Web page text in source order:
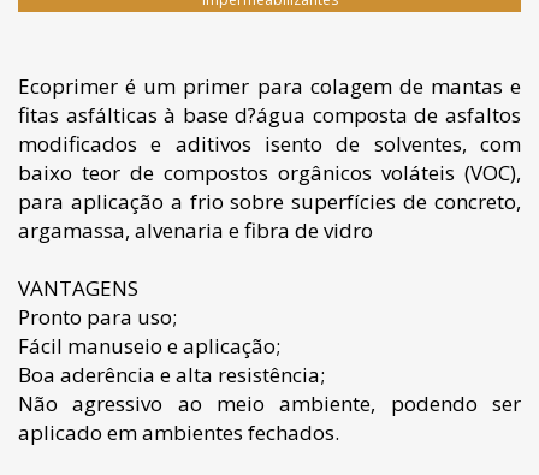
Ecoprimer é um primer para colagem de mantas e
fitas asfálticas à base d?água composta de asfaltos
modificados e aditivos isento de solventes, com
baixo teor de compostos orgânicos voláteis (VOC),
para aplicação a frio sobre superfícies de concreto,
argamassa, alvenaria e fibra de vidro
VANTAGENS
Pronto para uso;
Fácil manuseio e aplicação;
Boa aderência e alta resistência;
Não agressivo ao meio ambiente, podendo ser
aplicado em ambientes fechados.